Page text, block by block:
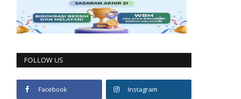
FOLLOW US
Facebook Instagram